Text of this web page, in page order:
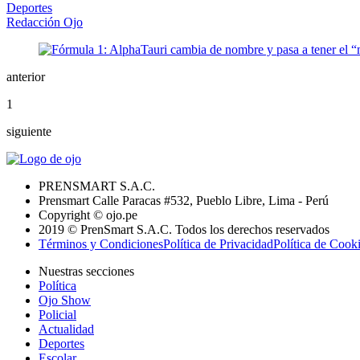
Deportes
Redacción Ojo
anterior
1
siguiente
PRENSMART S.A.C.
Prensmart Calle Paracas #532, Pueblo Libre, Lima - Perú
Copyright © ojo.pe
2019 © PrenSmart S.A.C. Todos los derechos reservados
Términos y CondicionesPolítica de PrivacidadPolítica de
Nuestras secciones
Política
Ojo Show
Policial
Actualidad
Deportes